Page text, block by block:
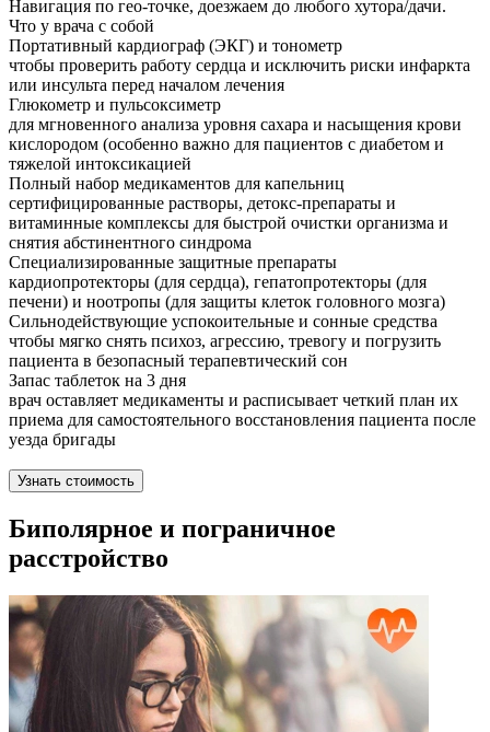
Навигация по гео-точке, доезжаем до любого хутора/дачи.
Что у врача с собой
Портативный кардиограф (ЭКГ) и тонометр
чтобы проверить работу сердца и исключить риски инфаркта
или инсульта перед началом лечения
Глюкометр и пульсоксиметр
для мгновенного анализа уровня сахара и насыщения крови
кислородом (особенно важно для пациентов с диабетом и
тяжелой интоксикацией
Полный набор медикаментов для капельниц
сертифицированные растворы, детокс-препараты и
витаминные комплексы для быстрой очистки организма и
снятия абстинентного синдрома
Специализированные защитные препараты
кардиопротекторы (для сердца), гепатопротекторы (для
печени) и ноотропы (для защиты клеток головного мозга)
Сильнодействующие успокоительные и сонные средства
чтобы мягко снять психоз, агрессию, тревогу и погрузить
пациента в безопасный терапевтический сон
Запас таблеток на 3 дня
врач оставляет медикаменты и расписывает четкий план их
приема для самостоятельного восстановления пациента после
уезда бригады
Узнать стоимость
Биполярное и пограничное
расстройство